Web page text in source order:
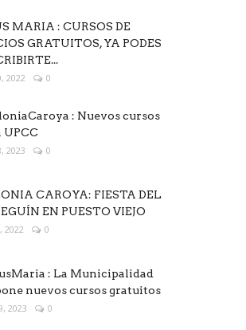
MARIA : CURSOS DE
GRATUITOS, YA PODES
2022 0
: Nuevos cursos
UPCC
2023 0
CAROYA: FIESTA DEL
EN PUESTO VIEJO
2022 0
: La Municipalidad
nuevos cursos gratuitos
2023 0